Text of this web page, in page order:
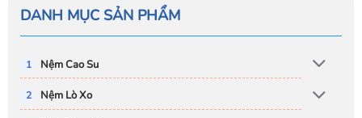
DANH MỤC SẢN PHẨM
Nệm Cao Su
Nệm Lò Xo